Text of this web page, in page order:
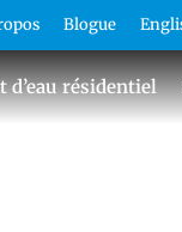
Blogue
d’eau résidentiel